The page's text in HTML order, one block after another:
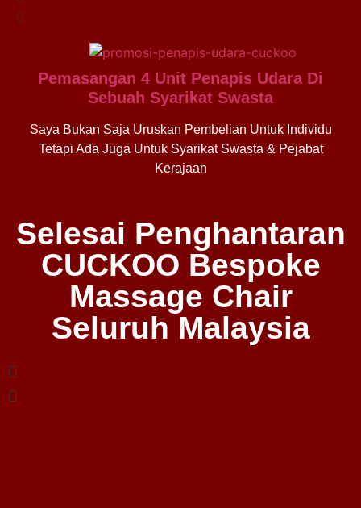
Pemasangan 4 Unit Penapis Udara Di
Sebuah Syarikat Swasta
Saya Bukan Saja Uruskan Pembelian Untuk Individu
Tetapi Ada Juga Untuk Syarikat Swasta & Pejabat
Kerajaan
Selesai Penghantaran
CUCKOO Bespoke
Massage Chair
Seluruh Malaysia